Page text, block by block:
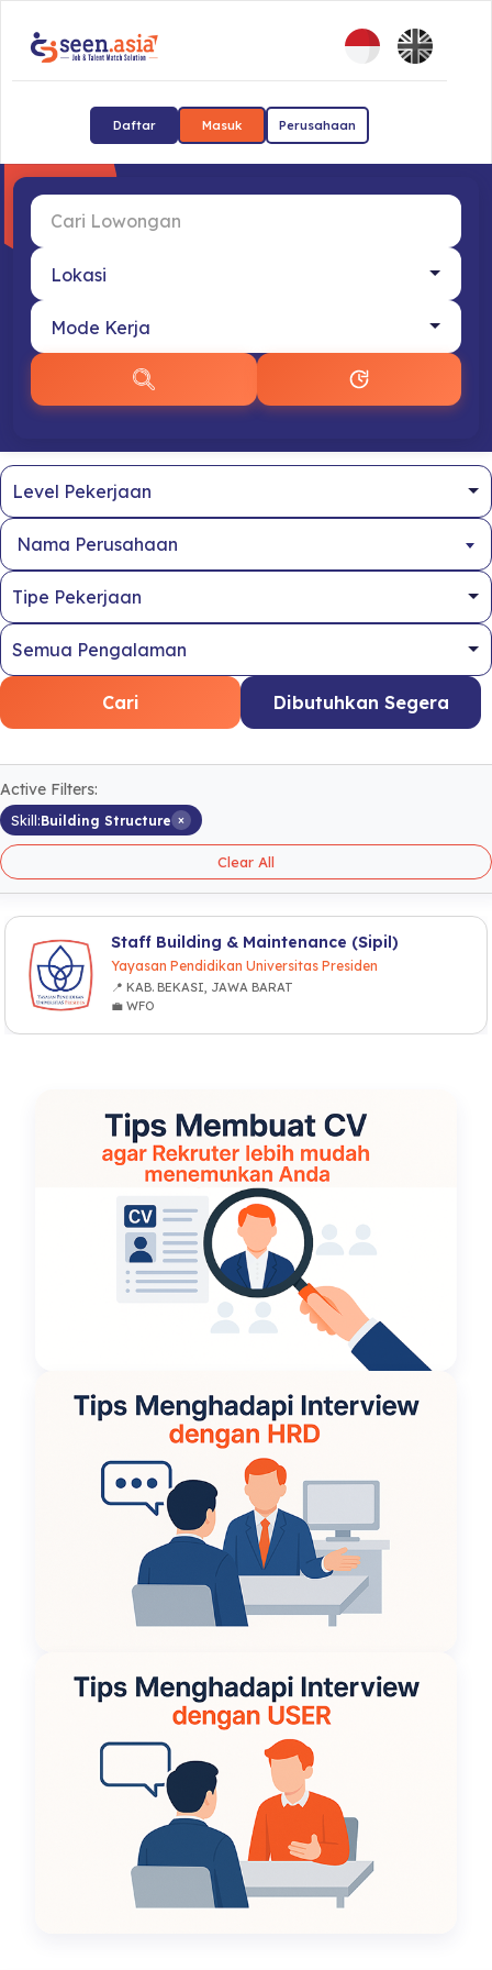
Daftar Masuk Perusahaan
Nama Perusahaan
Cari Dibutuhkan Segera
Active Filters:
Skill:Building Structure ×
Clear All
Staff Building & Maintenance (Sipil)
Yayasan Pendidikan Universitas Presiden
📍 KAB. BEKASI, JAWA BARAT
💼 WFO